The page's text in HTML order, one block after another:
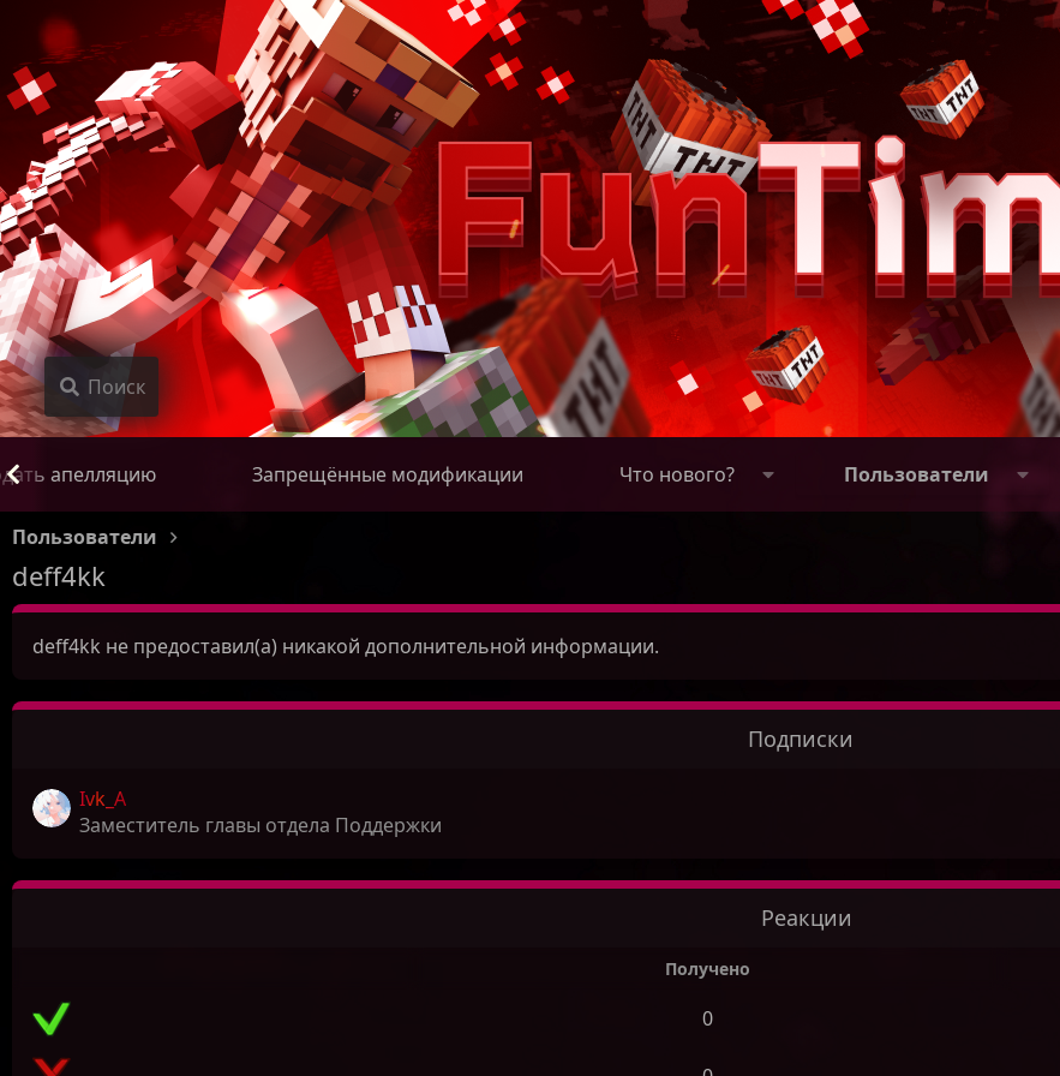
Поиск
апелляцию Запрещённые модификации Что нового? Пользователи
Пользователи
deff4kk
deff4kk не предоставил(а) никакой дополнительной информации.
Подписки
Ivk_A
Заместитель главы отдела Поддержки
Реакции
Получено
0